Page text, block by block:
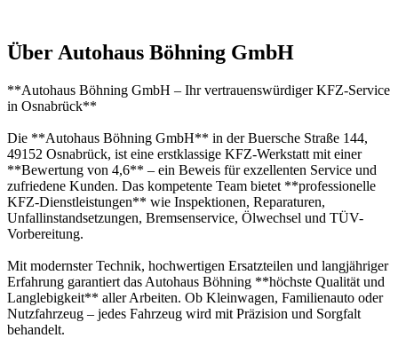
Über Autohaus Böhning GmbH
**Autohaus Böhning GmbH – Ihr vertrauenswürdiger KFZ-Service
in Osnabrück**
Die **Autohaus Böhning GmbH** in der Buersche Straße 144,
49152 Osnabrück, ist eine erstklassige KFZ-Werkstatt mit einer
**Bewertung von 4,6** – ein Beweis für exzellenten Service und
zufriedene Kunden. Das kompetente Team bietet **professionelle
KFZ-Dienstleistungen** wie Inspektionen, Reparaturen,
Unfallinstandsetzungen, Bremsenservice, Ölwechsel und TÜV-
Vorbereitung.
Mit modernster Technik, hochwertigen Ersatzteilen und langjähriger
Erfahrung garantiert das Autohaus Böhning **höchste Qualität und
Langlebigkeit** aller Arbeiten. Ob Kleinwagen, Familienauto oder
Nutzfahrzeug – jedes Fahrzeug wird mit Präzision und Sorgfalt
behandelt.